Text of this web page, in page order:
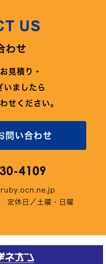
US
わせ
見積り・
いましたら
せください。
問い合わせ
4109
休日／土曜・日曜